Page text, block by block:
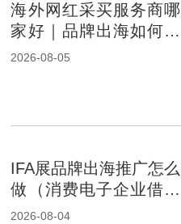
海外网红采买服务商哪
家好｜品牌出海如何选
择专业KOL采购机构
2026-08-05
IFA展品牌出海推广怎么
做（消费电子企业借助
展会出海）
2026-08-04